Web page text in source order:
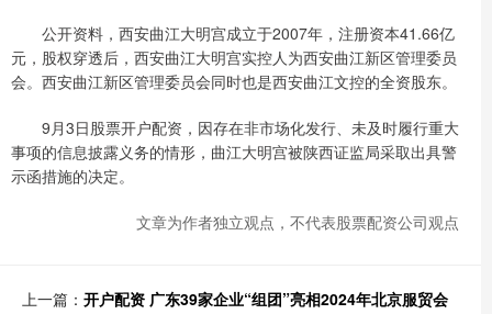
公开资料，西安曲江大明宫成立于2007年，注册资本41.66亿
元，股权穿透后，西安曲江大明宫实控人为西安曲江新区管理委员
会。西安曲江新区管理委员会同时也是西安曲江文控的全资股东。
9月3日股票开户配资，因存在非市场化发行、未及时履行重大
事项的信息披露义务的情形，曲江大明宫被陕西证监局采取出具警
示函措施的决定。
文章为作者独立观点，不代表股票配资公司观点
上一篇： 开户配资 广东39家企业“组团”亮相2024年北京服贸会